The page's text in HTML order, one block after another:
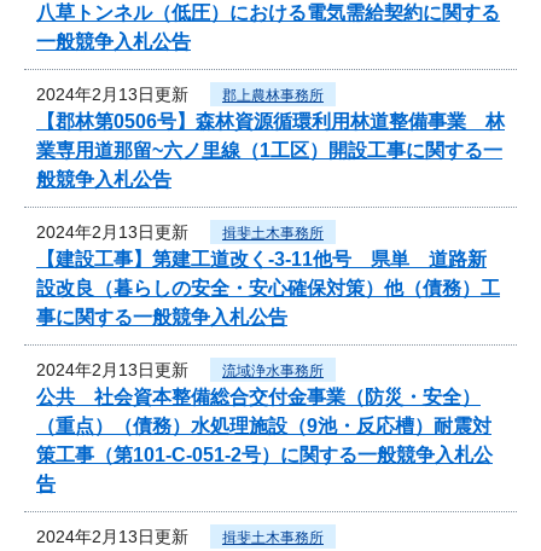
八草トンネル（低圧）における電気需給契約に関する
一般競争入札公告
2024年2月13日更新 郡上農林事務所
【郡林第0506号】森林資源循環利用林道整備事業 林
業専用道那留~六ノ里線（1工区）開設工事に関する一
般競争入札公告
2024年2月13日更新 揖斐土木事務所
【建設工事】第建工道改く-3-11他号 県単 道路新
設改良（暮らしの安全・安心確保対策）他（債務）工
事に関する一般競争入札公告
2024年2月13日更新 流域浄水事務所
公共 社会資本整備総合交付金事業（防災・安全）
（重点）（債務）水処理施設（9池・反応槽）耐震対
策工事（第101-C-051-2号）に関する一般競争入札公
告
2024年2月13日更新 揖斐土木事務所